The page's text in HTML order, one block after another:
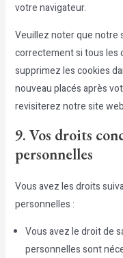
votre navigateur.
Veuillez noter que notre
correctement si tous les
supprimez les cookies
nouveau placés après
revisiterez notre site
9. Vos droits
personnelles
Vous avez les droits
personnelles :
Vous avez le droit de
personnelles sont